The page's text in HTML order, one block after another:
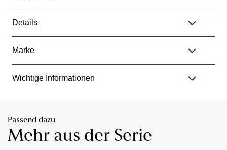
Details
Marke
Wichtige Informationen
Passend dazu
Mehr aus der Serie